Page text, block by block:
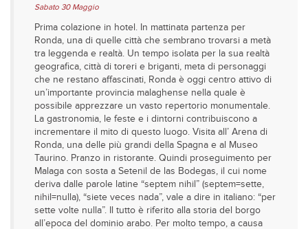
Sabato 30 Maggio
Prima colazione in hotel. In mattinata partenza per
Ronda, una di quelle città che sembrano trovarsi a metà
tra leggenda e realtà. Un tempo isolata per la sua realtà
geografica, città di toreri e briganti, meta di personaggi
che ne restano affascinati, Ronda è oggi centro attivo di
un’importante provincia malaghense nella quale è
possibile apprezzare un vasto repertorio monumentale.
La gastronomia, le feste e i dintorni contribuiscono a
incrementare il mito di questo luogo. Visita all’ Arena di
Ronda, una delle più grandi della Spagna e al Museo
Taurino. Pranzo in ristorante. Quindi proseguimento per
Malaga con sosta a Setenil de las Bodegas, il cui nome
deriva dalle parole latine “septem nihil” (septem=sette,
nihil=nulla), “siete veces nada”, vale a dire in italiano: “per
sette volte nulla”. Il tutto è riferito alla storia del borgo
all’epoca del dominio arabo. Per molto tempo, a causa